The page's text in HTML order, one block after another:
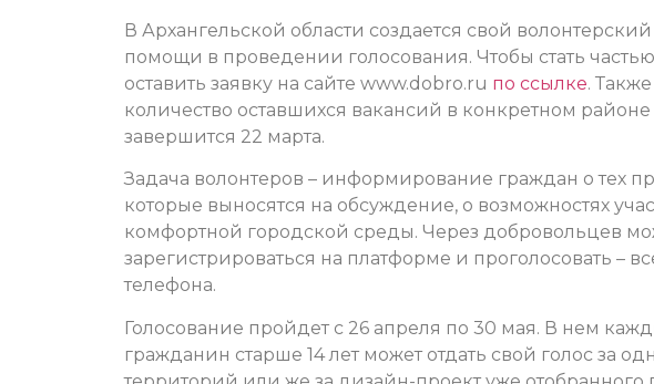
В Архангельской области создается свой
помощи в проведении голосования. Чтобы стать
оставить заявку на сайте www.dobro.ru по ссылке.
количество оставшихся вакансий в конкретном
завершится 22 марта.
Задача волонтеров – информирование граждан о тех
которые выносятся на обсуждение, о возможностях
комфортной городской среды. Через добровольцев
зарегистрироваться на платформе и проголосовать –
телефона.
Голосование пройдет с 26 апреля по 30 мая. В нем
гражданин старше 14 лет может отдать свой голос за